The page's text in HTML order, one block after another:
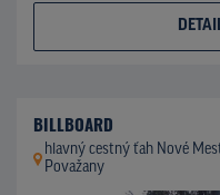
BILLBOARD
hlavný cestný ťah Nové
Považany